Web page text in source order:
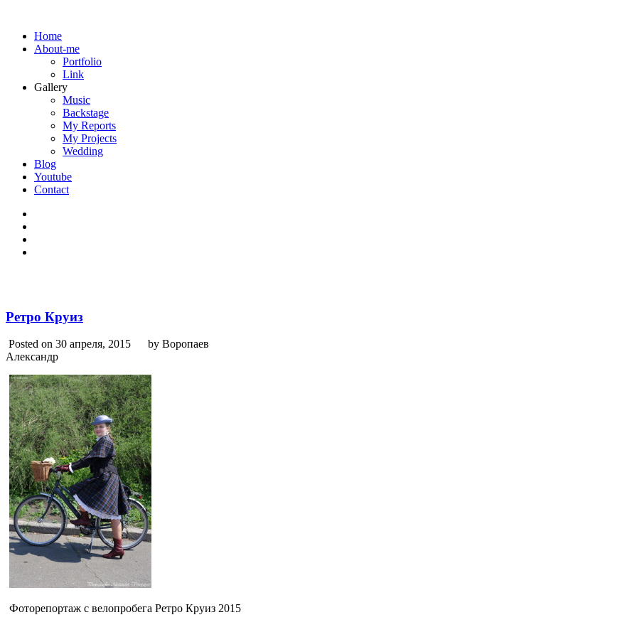
Home
About-me
Portfolio
Link
Gallery
Music
Backstage
My Reports
My Projects
Wedding
Blog
Youtube
Contact
Ретро Круиз
Posted on 30 апреля, 2015
by Воропаев
Александр
Фоторепортаж с велопробега Ретро Круиз 2015